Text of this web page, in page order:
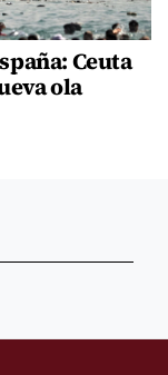
Ceuta
ola